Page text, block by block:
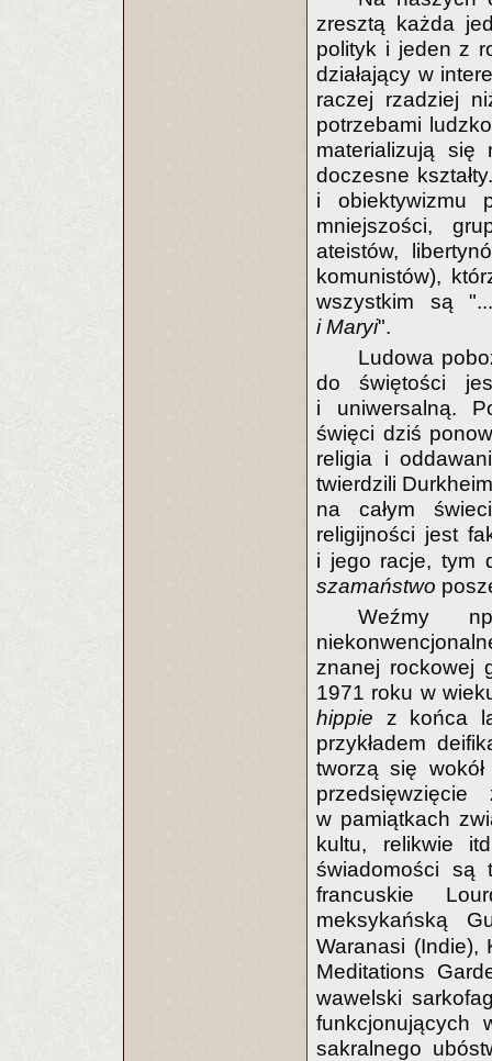
zresztą każda
polityk i jeden z
działający w
raczej rzadziej
potrzebami
materializują
doczesne
i obiektywizmu
mniejszości,
ateistów,
komunistów),
wszystkim są
i Maryi".
Ludowa
do świętości
i uniwersalną.
święci dziś
religia i
twierdzili
na całym
religijności jest
i jego racje, tym
szamaństwo
Weźmy
znanej rockowej
1971 roku w
hippie z końca
przykładem
tworzą się
w pamiątkach
kultu, relikwie
świadomości są
francuskie
meksykańską
Waranasi
Meditations
wawelski
funkcjonujących
sakralnego